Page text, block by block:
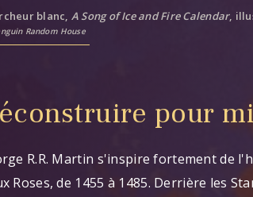
blanc, A Song of Ice and Fire Calendar,
Random House
pour
R.R. Martin s'inspire fortement de
Roses, de 1455 à 1485. Derrière les